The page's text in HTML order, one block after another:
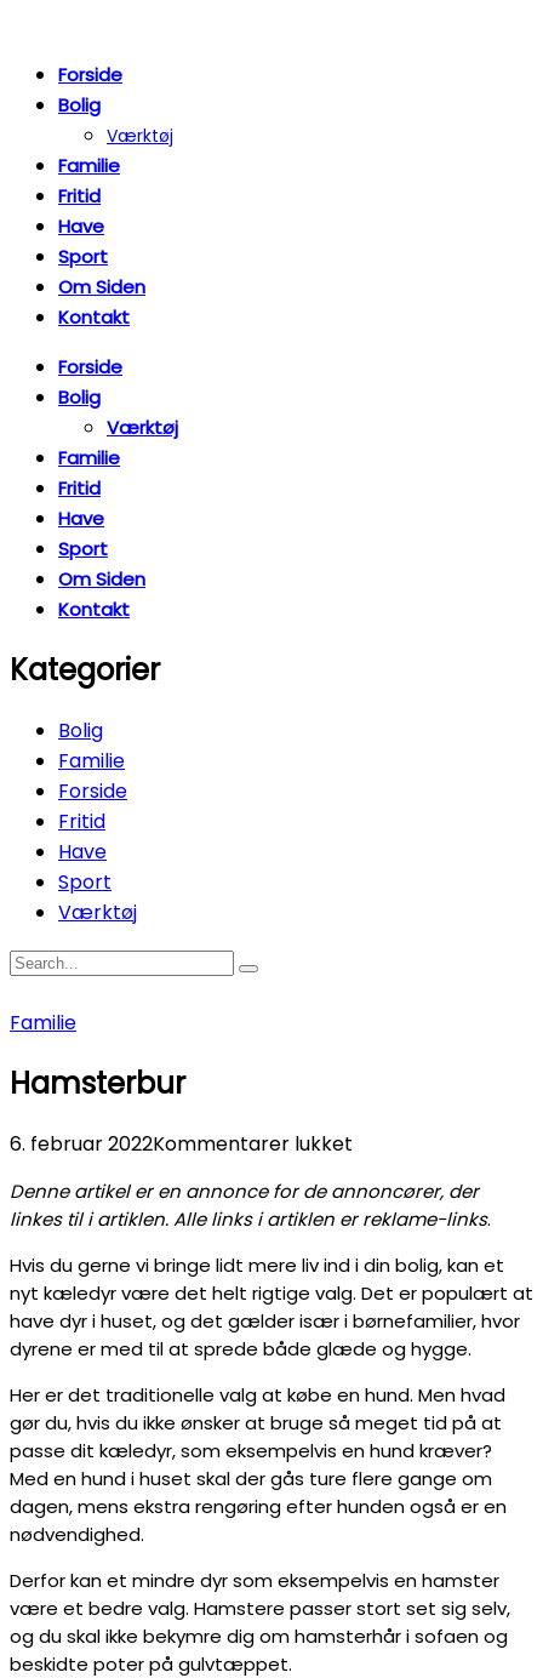
Forside
Bolig
Værktøj
Familie
Fritid
Have
Sport
Om Siden
Kontakt
Forside
Bolig
Værktøj
Familie
Fritid
Have
Sport
Om Siden
Kontakt
Kategorier
Bolig
Familie
Forside
Fritid
Have
Sport
Værktøj
Familie
Hamsterbur
6. februar 2022Kommentarer lukket
Denne artikel er en annonce for de annoncører, der
linkes til i artiklen. Alle links i artiklen er reklame-links.
Hvis du gerne vi bringe lidt mere liv ind i din bolig, kan et
nyt kæledyr være det helt rigtige valg. Det er populært at
have dyr i huset, og det gælder især i børnefamilier, hvor
dyrene er med til at sprede både glæde og hygge.
Her er det traditionelle valg at købe en hund. Men hvad
gør du, hvis du ikke ønsker at bruge så meget tid på at
passe dit kæledyr, som eksempelvis en hund kræver?
Med en hund i huset skal der gås ture flere gange om
dagen, mens ekstra rengøring efter hunden også er en
nødvendighed.
Derfor kan et mindre dyr som eksempelvis en hamster
være et bedre valg. Hamstere passer stort set sig selv,
og du skal ikke bekymre dig om hamsterhår i sofaen og
beskidte poter på gulvtæppet.